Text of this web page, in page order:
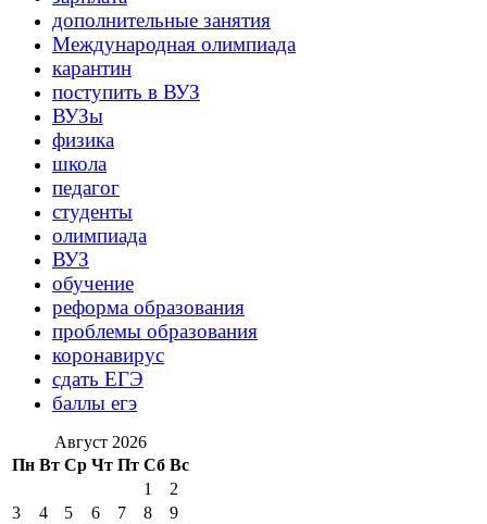
дополнительные занятия
Международная олимпиада
карантин
поступить в ВУЗ
ВУЗы
физика
школа
педагог
студенты
олимпиада
ВУЗ
обучение
реформа образования
проблемы образования
коронавирус
сдать ЕГЭ
баллы егэ
Август 2026
Пн Вт Ср Чт Пт Сб Вс
1
2
3
4 5 6 7 8
9